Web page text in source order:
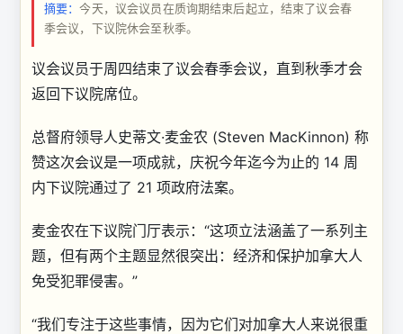
摘要：今天，议会议员在质询期结束后起立，结束了议会春
季会议，下议院休会至秋季。
议会议员于周四结束了议会春季会议，直到秋季才会
返回下议院席位。
总督府领导人史蒂文·麦金农 (Steven MacKinnon) 称
赞这次会议是一项成就，庆祝今年迄今为止的 14 周
内下议院通过了 21 项政府法案。
麦金农在下议院门厅表示：“这项立法涵盖了一系列主
题，但有两个主题显然很突出：经济和保护加拿大人
免受犯罪侵害。”
“我们专注于这些事情，因为它们对加拿大人来说很重